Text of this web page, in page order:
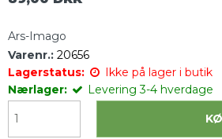
Ars-Imago
Varenr.: 20656
Lagerstatus:
Ikke på lager i butik
Nærlager:
Levering 3-4 hverdage